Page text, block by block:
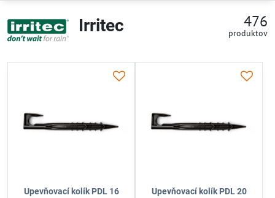
Irritec 476
produktov
Upevňovací kolík PDL 16 Upevňovací kolík PDL 20